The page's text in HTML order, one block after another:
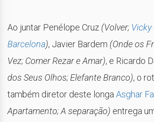
Ao juntar Penélope Cruz (Volver; Vicky
Barcelona), Javier Bardem (Onde os
Vez; Comer Rezar e Amar), e Ricardo
dos Seus Olhos; Elefante Branco), o
também diretor deste longa Asghar
Apartamento; A separação) entrega